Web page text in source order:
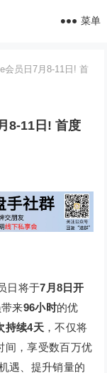
菜单
会员日7月8-11日! 首
8-11日! 首度
日将于7月8日开
来96小时的优
持续4天 ，不仅将
间，享受数百万优
遇、提升销量的